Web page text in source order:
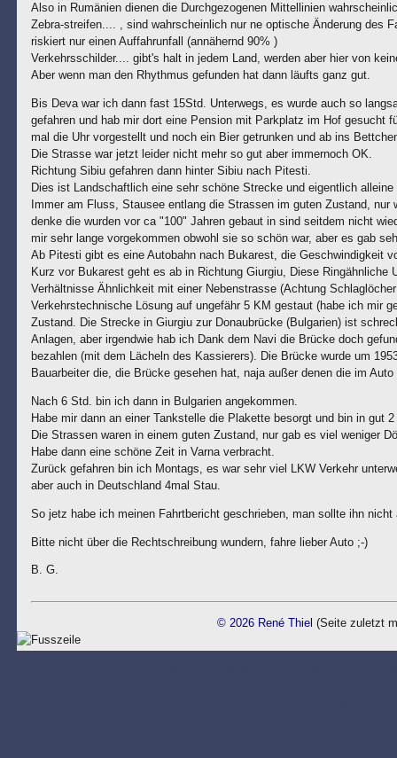
Also in Rumänien dienen die Durchgezogenen Mittellinien
Zebra-streifen.... , sind wahrscheinlich nur ne optische Änderung des
riskiert nur einen Auffahrunfall (annähernd 90% )
Verkehrsschilder.... gibt's halt in jedem Land, werden aber hier von
Aber wenn man den Rhythmus gefunden hat dann läufts ganz gut.
Bis Deva war ich dann fast 15Std. Unterwegs, es wurde auch so
gefahren und hab mir dort eine Pension mit Parkplatz im Hof gesucht
mal die Uhr vorgestellt und noch ein Bier getrunken und ab ins
Die Strasse war jetzt leider nicht mehr so gut aber immernoch OK.
Richtung Sibiu gefahren dann hinter Sibiu nach Pitesti.
Dies ist Landschaftlich eine sehr schöne Strecke und eigentlich
Immer am Fluss, Stausee entlang die Strassen im guten Zustand,
denke die wurden vor ca "100" Jahren gebaut in sind seitdem nicht
mir sehr lange vorgekommen obwohl sie so schön war, aber es gab
Ab Pitesti gibt es eine Autobahn nach Bukarest, die Geschwindigkeit
Kurz vor Bukarest geht es ab in Richtung Giurgiu, Diese
Verhältnisse Ähnlichkeit mit einer Nebenstrasse (Achtung
Verkehrstechnische Lösung auf ungefähr 5 KM gestaut (habe ich mir
Zustand. Die Strecke in Giurgiu zur Donaubrücke (Bulgarien) ist
Anlagen, aber irgendwie hab ich Dank dem Navi die Brücke doch
bezahlen (mit dem Lächeln des Kassierers). Die Brücke wurde um
Bauarbeiter die, die Brücke gesehen hat, naja außer denen die im Auto
Nach 6 Std. bin ich dann in Bulgarien angekommen.
Habe mir dann an einer Tankstelle die Plakette besorgt und bin in gut
Die Strassen waren in einem guten Zustand, nur gab es viel weniger
Habe dann eine schöne Zeit in Varna verbracht.
Zurück gefahren bin ich Montags, es war sehr viel LKW Verkehr
aber auch in Deutschland 4mal Stau.
So jetz habe ich meinen Fahrtbericht geschrieben, man sollte ihn
Bitte nicht über die Rechtschreibung wundern, fahre lieber Auto ;-)
B. G.
© 2026 René Thiel (Seite zuletzt